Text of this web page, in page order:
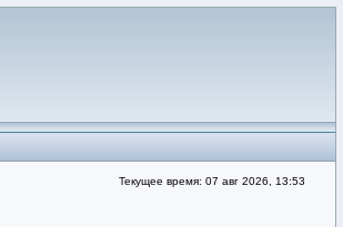
Текущее время: 07 авг 2026, 13:53